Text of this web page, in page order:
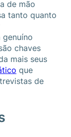
de mão
tanto quanto
chaves
mais seus
que
de